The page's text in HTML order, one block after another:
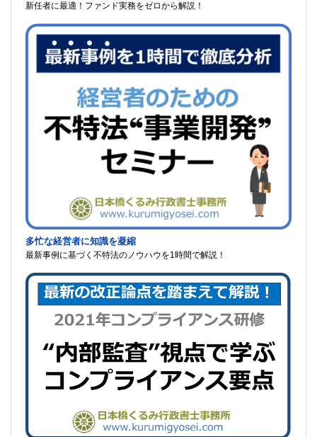
新任者に最適！ファンド実務をゼロから解説！
多忙な経営者に知識を凝縮
最新事例に基づく不特法のノウハウを1時間で解説！